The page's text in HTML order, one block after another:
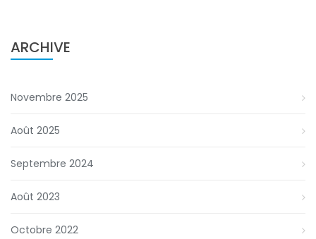
ARCHIVE
Novembre 2025
Août 2025
Septembre 2024
Août 2023
Octobre 2022